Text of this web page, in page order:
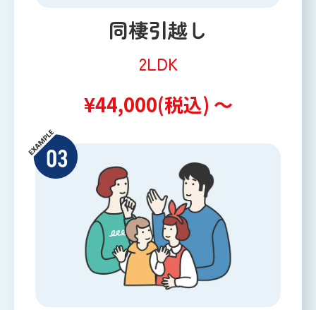
同棲引越し
2LDK
¥44,000(税込) ～